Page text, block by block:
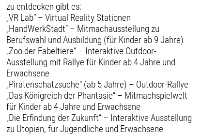
zu entdecken gibt es:
„VR Lab“ – Virtual Reality Stationen
„HandWerkStadt“ – Mitmachausstellung zu
Berufswahl und Ausbildung (für Kinder ab 9 Jahre)
„Zoo der Fabeltiere“ – Interaktive Outdoor-
Ausstellung mit Rallye für Kinder ab 4 Jahre und
Erwachsene
„Piratenschatzsuche“ (ab 5 Jahre) – Outdoor-Rallye
„Das Königreich der Phantasie“ – Mitmachspielwelt
für Kinder ab 4 Jahre und Erwachsene
„Die Erfindung der Zukunft“ – Interaktive Ausstellung
zu Utopien, für Jugendliche und Erwachsene